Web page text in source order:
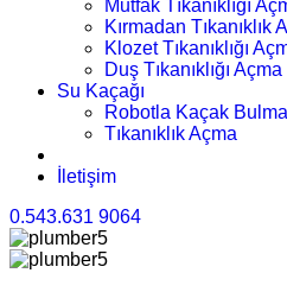
Mutfak Tıkanıklığı
Kırmadan Tıkanıklık
Klozet Tıkanıklığı
Duş Tıkanıklığı Açma
Su Kaçağı
Robotla Kaçak Bulma
Tıkanıklık Açma
İletişim
0.543.631 9064